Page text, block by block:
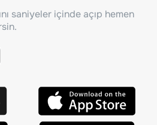
saniyeler içinde açıp hemen